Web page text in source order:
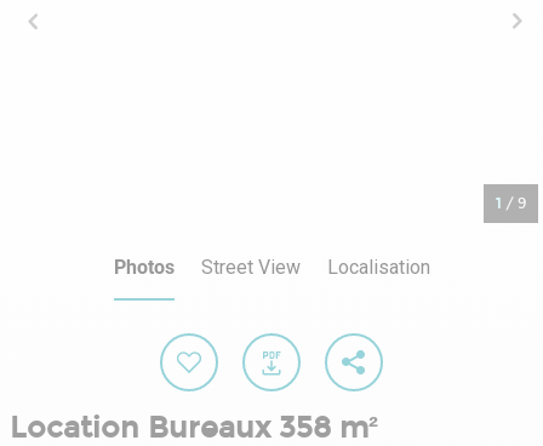
1 / 9
Photos Street View Localisation
Location Bureaux 358 m²